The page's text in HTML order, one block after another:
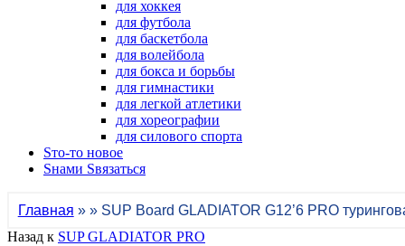
для хоккея
для футбола
для баскетбола
для волейбола
для бокса и борьбы
для гимнастики
для легкой атлетики
для хореографии
для силового спорта
Sто-то новое
Sнами Sвязаться
Главная » » SUP Board GLADIATOR G12’6 PRO
Назад к SUP GLADIATOR PRO